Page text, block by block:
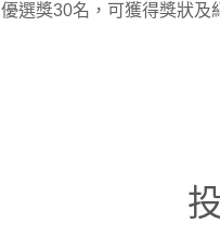
優選獎30名，可獲得獎狀及